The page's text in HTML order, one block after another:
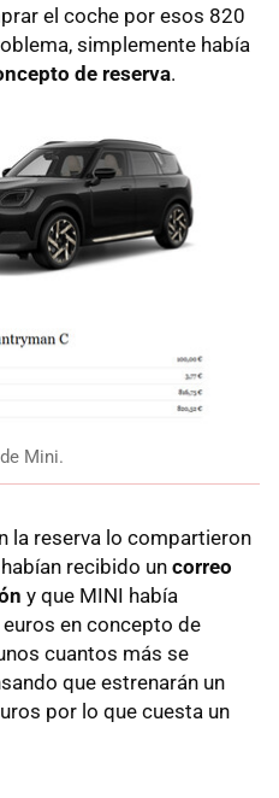
el coche por esos 820
simplemente había
de reserva.
Mini.
la reserva lo compartieron
recibido un correo
y que MINI había
en concepto de
cuantos más se
que estrenarán un
por lo que cuesta un